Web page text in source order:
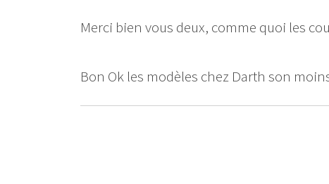
Merci bien vous deux, comme quoi les
Bon Ok les modèles chez Darth son